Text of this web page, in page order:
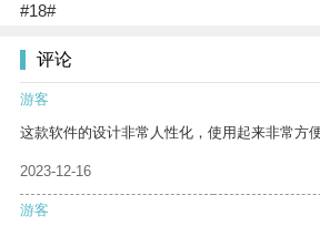
#18#
评论
游客
这款软件的设计非常人性化，使用起来非常方便
2023-12-16
游客